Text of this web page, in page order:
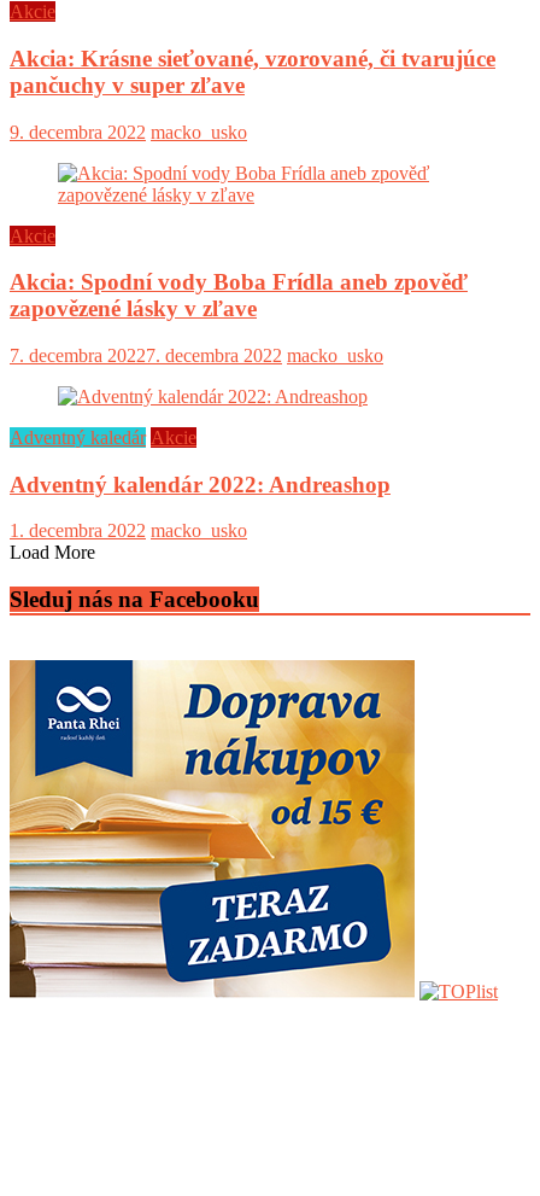
Akcie
Akcia: Krásne sieťované, vzorované, či tvarujúce
pančuchy v super zľave
9. decembra 2022 macko_usko
Akcie
Akcia: Spodní vody Boba Frídla aneb zpověď
zapovězené lásky v zľave
7. decembra 20227. decembra 2022 macko_usko
Adventný kaledár Akcie
Adventný kalendár 2022: Andreashop
1. decembra 2022 macko_usko
Load More
Sleduj nás na Facebooku